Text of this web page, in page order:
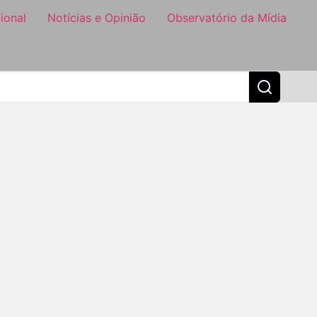
Notícias e Opinião Observatório da Mídia